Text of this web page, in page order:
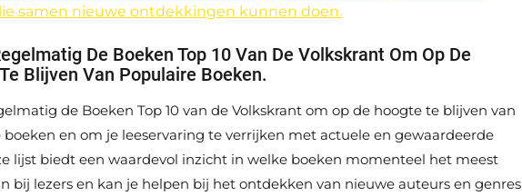
samen nieuwe ontdekkingen kunnen doen.
De Boeken Top 10 Van De Volkskrant Om Op De
Blijven Van Populaire Boeken.
de Boeken Top 10 van de Volkskrant om op de hoogte te blijven van
boeken en om je leeservaring te verrijken met actuele en gewaardeerde
lijst biedt een waardevol inzicht in welke boeken momenteel het meest
bij lezers en kan je helpen bij het ontdekken van nieuwe auteurs en genres